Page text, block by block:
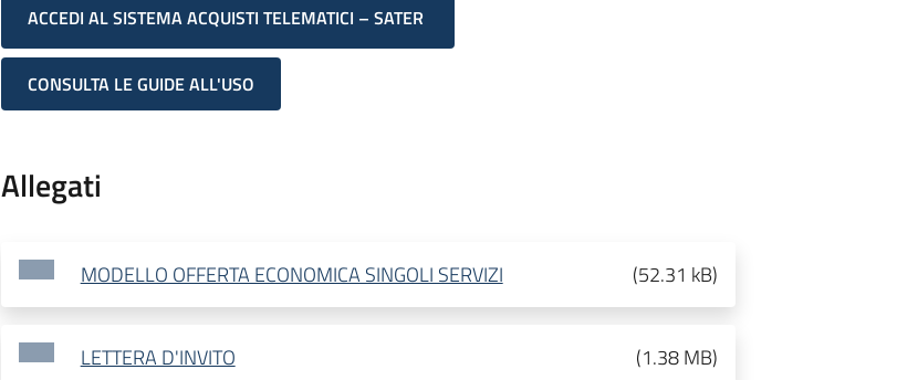
ACCEDI AL SISTEMA ACQUISTI TELEMATICI – SATER
CONSULTA LE GUIDE ALL'USO
Allegati
MODELLO OFFERTA ECONOMICA SINGOLI SERVIZI (52.31 kB)
LETTERA D'INVITO (1.38 MB)